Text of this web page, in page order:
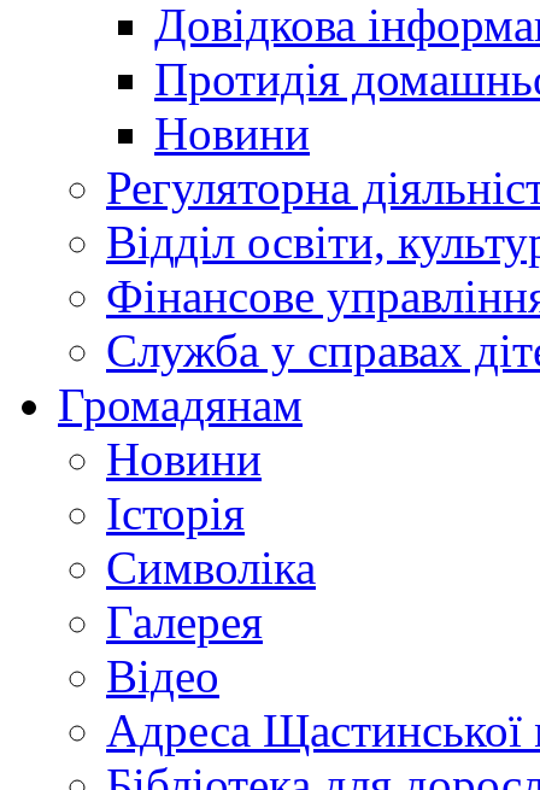
Довідкова
Протидія
Новини
Регуляторна
Відділ освіти,
Фінансове
Служба у справах
Громадянам
Новини
Історія
Символіка
Галерея
Відео
Адреса Щастинської